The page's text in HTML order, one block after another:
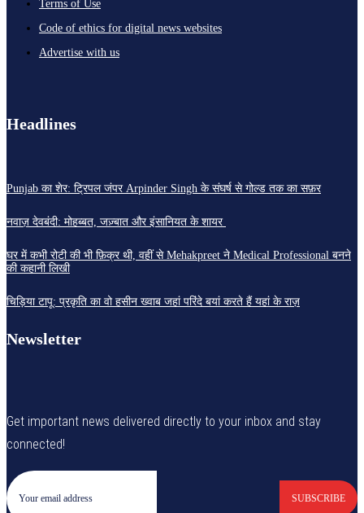
Terms of Use
Code of ethics for digital news websites
Advertise with us
Headlines
Punjab का शेर: ट्रिपल जंपर Arpinder Singh के संघर्ष से गोल्ड तक का सफ़र
नवाज़ देवबंदी: मोहब्बत, जज़्बात और इंसानियत के शायर
घर में कभी रोटी की भी फ़िक्र थी, वहीं से Mehakpreet ने Medical Professional बनने
की कहानी लिखी
चिड़िया टापू: प्रकृति का वो हसीन ख्वाब जहां परिंदे बयां करते हैं यहां के राज़
Newsletter
Get important news delivered directly to your inbox and stay
connected!
SUBSCRIBE